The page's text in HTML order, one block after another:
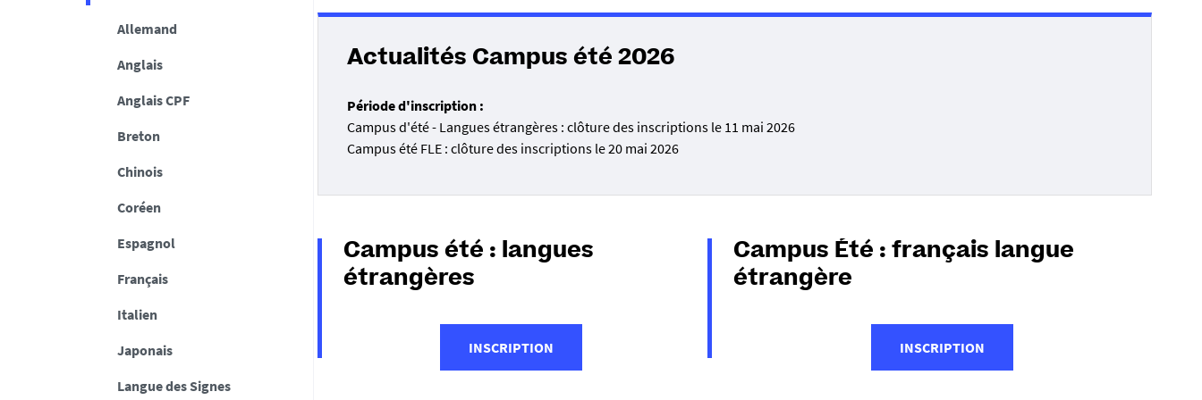
Allemand
Anglais
Anglais CPF
Breton
Chinois
Coréen
Espagnol
Français
Italien
Japonais
Langue des Signes
Actualités Campus été 2026
Période d'inscription :
Campus d'été - Langues étrangères : clôture des inscriptions le 11 mai 2026
Campus été FLE : clôture des inscriptions le 20 mai 2026
Campus été : langues
étrangères
INSCRIPTION
Campus Été : français langue
étrangère
INSCRIPTION